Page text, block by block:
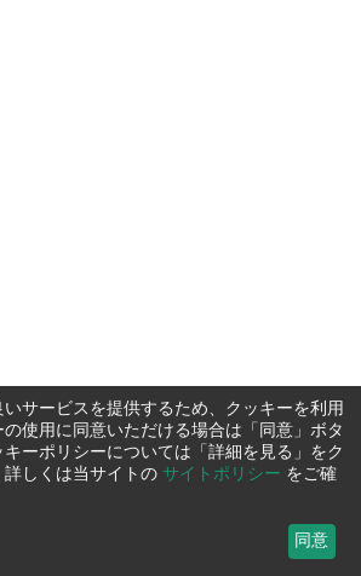
サービスを提供するため、クッキーを利用
使用に同意いただける場合は「同意」ボタ
ーポリシーについては「詳細を見る」をク
詳しくは当サイトの サイトポリシー をご確
同意